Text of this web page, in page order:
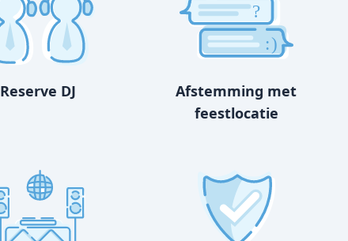
Reserve DJ
?
:)
Afstemming met
feestlocatie